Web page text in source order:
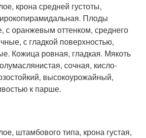
крона средней густоты,
Плоды
с оранжевым оттенком, среднего
с гладкой поверхностью,
Кожица ровная, гладкая. Мякоть
сочная, кисло-
высокоурожайный,
к парше.
штамбового типа, крона густая,